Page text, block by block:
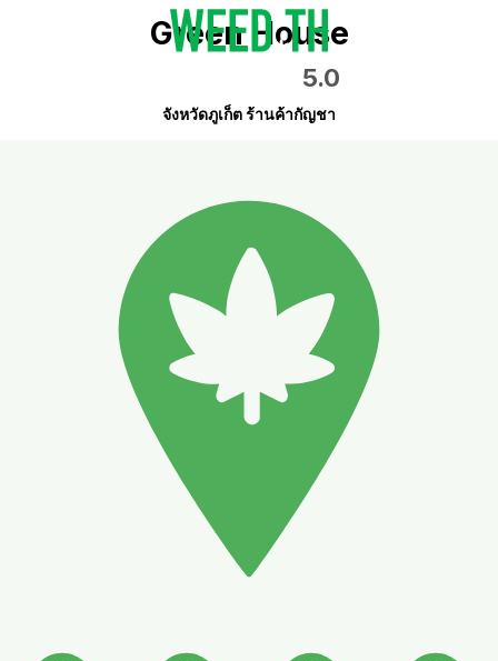
Green House
5.0
จังหวัดภูเก็ต ร้านค้ากัญชา